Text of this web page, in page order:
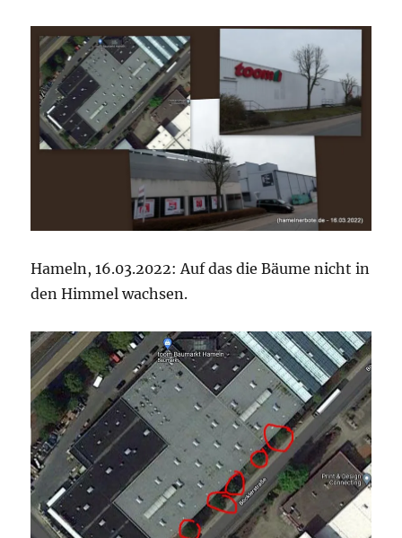
Hameln, 16.03.2022: Auf das die Bäume nicht in
den Himmel wachsen.